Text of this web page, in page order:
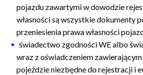
pojazdu zawartymi w dowodzie
własności są wszystkie dokumenty
przeniesienia prawa własności
świadectwo zgodności WE albo
wraz z oświadczeniem
pojeździe niezbędne do rejestracji i